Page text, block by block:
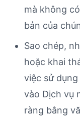
mà không
bản của
Sao chép,
hoặc khai
việc sử
vào Dịch vụ
ràng bằng